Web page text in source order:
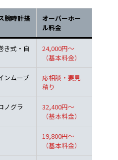
腕時計搭
オーバーホー
ル料金
き式・自
24,000円～
（基本料金）
ンムーブ
応相談・要見
積り
ノグラ
32,400円～
（基本料金）
19,800円～
（基本料金）